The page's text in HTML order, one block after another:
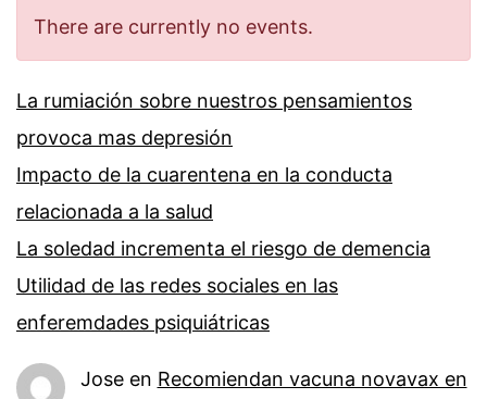
There are currently no events.
La rumiación sobre nuestros pensamientos
provoca mas depresión
Impacto de la cuarentena en la conducta
relacionada a la salud
La soledad incrementa el riesgo de demencia
Utilidad de las redes sociales en las
enferemdades psiquiátricas
Joseen Recomiendan vacuna novavax en